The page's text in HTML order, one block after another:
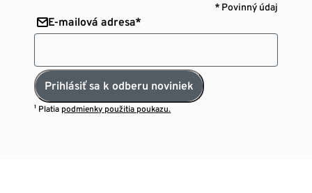
* Povinný údaj
E-mailová adresa*
Prihlásiť sa k odberu noviniek
¹ Platia podmienky použitia poukazu.